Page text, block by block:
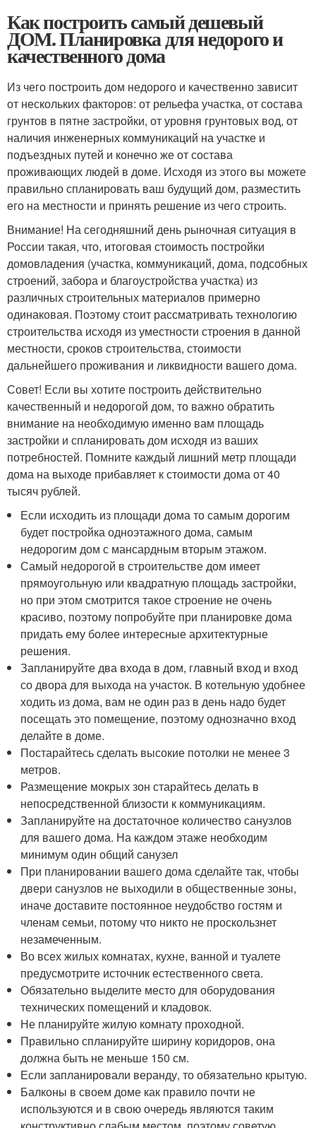
Как построить самый дешевый
ДОМ. Планировка для недорого и
качественного дома
Из чего построить дом недорого и качественно зависит
от нескольких факторов: от рельефа участка, от состава
грунтов в пятне застройки, от уровня грунтовых вод, от
наличия инженерных коммуникаций на участке и
подъездных путей и конечно же от состава
проживающих людей в доме. Исходя из этого вы можете
правильно спланировать ваш будущий дом, разместить
его на местности и принять решение из чего строить.
Внимание! На сегодняшний день рыночная ситуация в
России такая, что, итоговая стоимость постройки
домовладения (участка, коммуникаций, дома, подсобных
строений, забора и благоустройства участка) из
различных строительных материалов примерно
одинаковая. Поэтому стоит рассматривать технологию
строительства исходя из уместности строения в данной
местности, сроков строительства, стоимости
дальнейшего проживания и ликвидности вашего дома.
Совет! Если вы хотите построить действительно
качественный и недорогой дом, то важно обратить
внимание на необходимую именно вам площадь
застройки и спланировать дом исходя из ваших
потребностей. Помните каждый лишний метр площади
дома на выходе прибавляет к стоимости дома от 40
тысяч рублей.
Если исходить из площади дома то самым дорогим
будет постройка одноэтажного дома, самым
недорогим дом с мансардным вторым этажом.
Самый недорогой в строительстве дом имеет
прямоугольную или квадратную площадь застройки,
но при этом смотрится такое строение не очень
красиво, поэтому попробуйте при планировке дома
придать ему более интересные архитектурные
решения.
Запланируйте два входа в дом, главный вход и вход
со двора для выхода на участок. В котельную удобнее
ходить из дома, вам не один раз в день надо будет
посещать это помещение, поэтому однозначно вход
делайте в доме.
Постарайтесь сделать высокие потолки не менее 3
метров.
Размещение мокрых зон старайтесь делать в
непосредственной близости к коммуникациям.
Запланируйте на достаточное количество санузлов
для вашего дома. На каждом этаже необходим
минимум один общий санузел
При планировании вашего дома сделайте так, чтобы
двери санузлов не выходили в общественные зоны,
иначе доставите постоянное неудобство гостям и
членам семьи, потому что никто не проскользнет
незамеченным.
Во всех жилых комнатах, кухне, ванной и туалете
предусмотрите источник естественного света.
Обязательно выделите место для оборудования
технических помещений и кладовок.
Не планируйте жилую комнату проходной.
Правильно спланируйте ширину коридоров, она
должна быть не меньше 150 см.
Если запланировали веранду, то обязательно крытую.
Балконы в своем доме как правило почти не
используются и в свою очередь являются таким